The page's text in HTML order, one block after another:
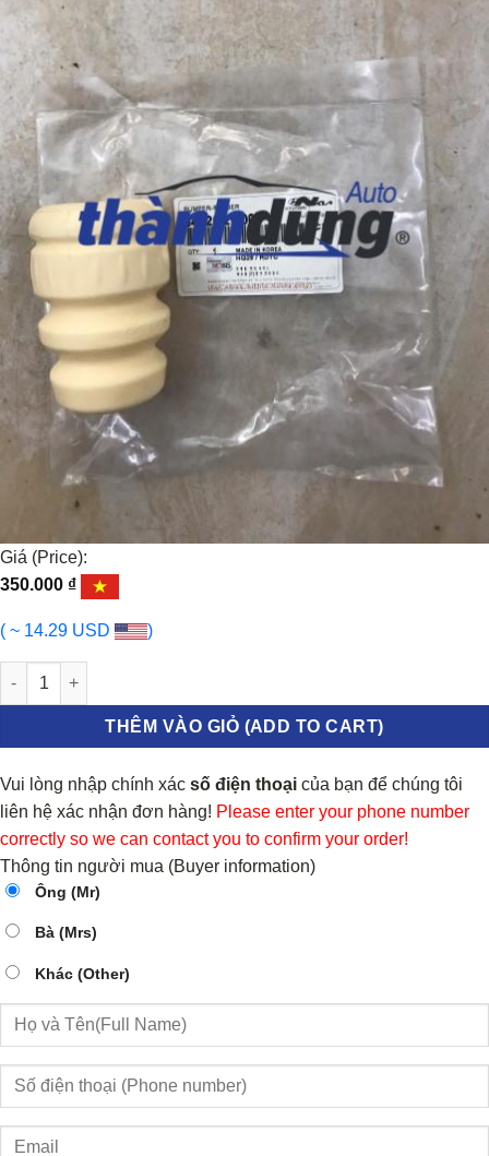
Giá (Price):
350.000 ₫
( ~ 14.29 USD )
TĂM BÔNG GIẢM XÓC HYUNDAI SANTAFE 2013-2018 |
THÊM VÀO GIỎ (ADD TO CART)
Vui lòng nhập chính xác số điện thoại của bạn để chúng tôi
liên hệ xác nhận đơn hàng! Please enter your phone number
correctly so we can contact you to confirm your order!
Thông tin người mua (Buyer information)
Ông (Mr)
Bà (Mrs)
Khác (Other)